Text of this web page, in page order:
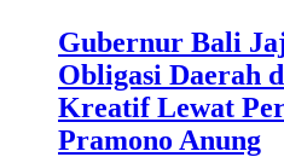
Gubernur Bali
Obligasi Daerah
Kreatif Lewat
Pramono Anung